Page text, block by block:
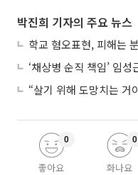
박진희 기자의 주요 뉴스
좋아요
0
화나요
0